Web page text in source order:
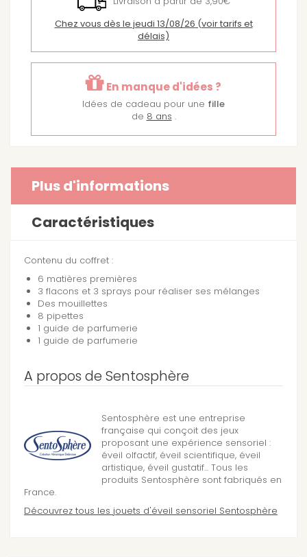
Chez vous dès le jeudi 13/08/26 (voir tarifs et
délais)
En manque d'idées ?
Idées de cadeau pour une fille
de 8 ans .
Plus d'informations
Caractéristiques
Contenu du coffret :
6 matières premières
3 flacons et 3 sprays pour réaliser ses mélanges
Des mouillettes
8 pipettes
1 guide de parfumerie
1 guide de parfumerie
A propos de Sentosphère
Sentosphère est une entreprise
française qui conçoit des jeux
proposant une expérience sensoriel :
éveil olfactif, éveil scientifique, éveil
artistique, éveil gustatif... Tous les
produits Sentosphère sont fabriqués en
France.
Découvrez tous les jouets d'éveil sensoriel Sentosphère